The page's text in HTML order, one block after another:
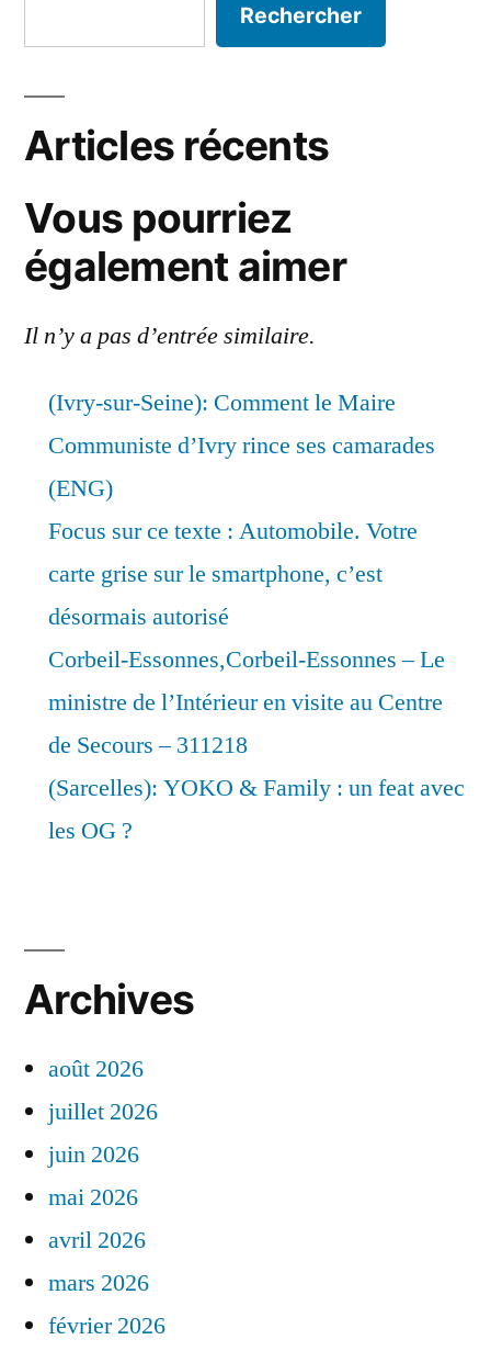
Rechercher
Articles récents
Vous pourriez
également aimer
Il n’y a pas d’entrée similaire.
(Ivry-sur-Seine): Comment le Maire
Communiste d’Ivry rince ses camarades
(ENG)
Focus sur ce texte : Automobile. Votre
carte grise sur le smartphone, c’est
désormais autorisé
Corbeil-Essonnes,Corbeil-Essonnes – Le
ministre de l’Intérieur en visite au Centre
de Secours – 311218
(Sarcelles): YOKO & Family : un feat avec
les OG ?
Archives
août 2026
juillet 2026
juin 2026
mai 2026
avril 2026
mars 2026
février 2026